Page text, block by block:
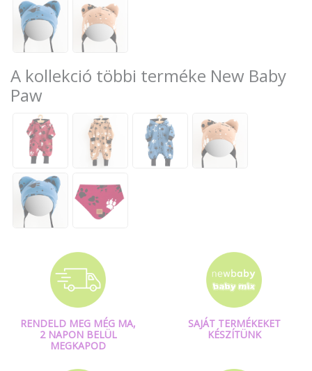
A kollekció többi terméke New Baby
Paw
RENDELD MEG MÉG MA,
2 NAPON BELÜL
MEGKAPOD
SAJÁT TERMÉKEKET
KÉSZÍTÜNK